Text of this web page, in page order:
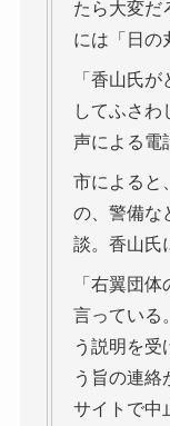
たら大変だ
には「日の
「香山氏
してふさわ
声による電
市によると
の、警備な
談。香山氏
「右翼団
言っている
う説明を受
う旨の連絡
サイトで中